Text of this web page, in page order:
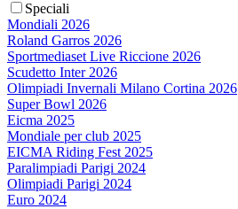
Speciali
Mondiali 2026
Roland Garros 2026
Sportmediaset Live Riccione 2026
Scudetto Inter 2026
Olimpiadi Invernali Milano Cortina 2026
Super Bowl 2026
Eicma 2025
Mondiale per club 2025
EICMA Riding Fest 2025
Paralimpiadi Parigi 2024
Olimpiadi Parigi 2024
Euro 2024